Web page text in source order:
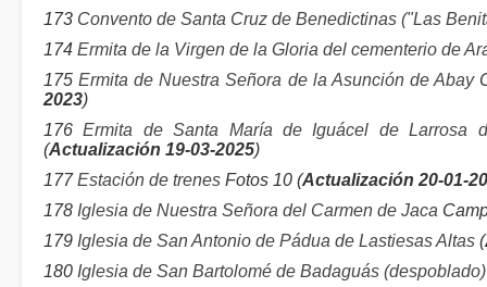
173 Convento de Santa Cruz de Benedictinas ("Las
174 Ermita de la Virgen de la Gloria del cementerio de
175Ermita de Nuestra Señora de la Asunción de Abay
2023)
176Ermita de Santa María de Iguácel de Larrosa
(Actualización 19-03-2025)
177Estación de trenes Fotos 10 (Actualización 20-01-
178 Iglesia de Nuestra Señora del Carmen de Jaca
179 Iglesia de San Antonio de Pádua de Lastiesas Altas (
180 Iglesia de San Bartolomé de Badaguás (despoblado)